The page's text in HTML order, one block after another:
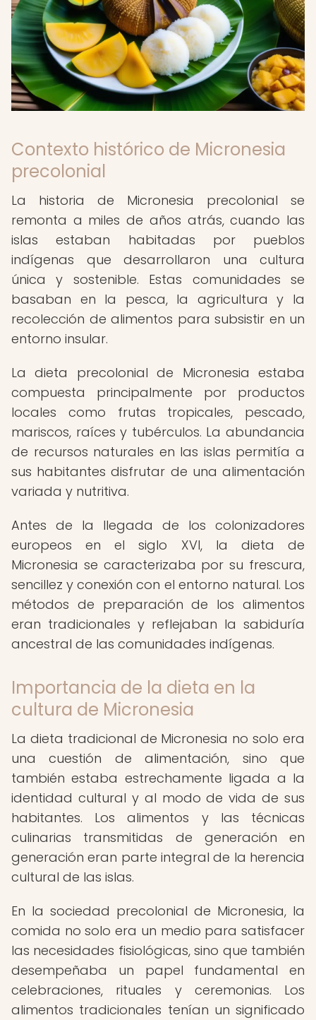
Contexto histórico de Micronesia
precolonial
La historia de Micronesia precolonial se
remonta a miles de años atrás, cuando las
islas estaban habitadas por pueblos
indígenas que desarrollaron una cultura
única y sostenible. Estas comunidades se
basaban en la pesca, la agricultura y la
recolección de alimentos para subsistir en un
entorno insular.
La dieta precolonial de Micronesia estaba
compuesta principalmente por productos
locales como frutas tropicales, pescado,
mariscos, raíces y tubérculos. La abundancia
de recursos naturales en las islas permitía a
sus habitantes disfrutar de una alimentación
variada y nutritiva.
Antes de la llegada de los colonizadores
europeos en el siglo XVI, la dieta de
Micronesia se caracterizaba por su frescura,
sencillez y conexión con el entorno natural. Los
métodos de preparación de los alimentos
eran tradicionales y reflejaban la sabiduría
ancestral de las comunidades indígenas.
Importancia de la dieta en la
cultura de Micronesia
La dieta tradicional de Micronesia no solo era
una cuestión de alimentación, sino que
también estaba estrechamente ligada a la
identidad cultural y al modo de vida de sus
habitantes. Los alimentos y las técnicas
culinarias transmitidas de generación en
generación eran parte integral de la herencia
cultural de las islas.
En la sociedad precolonial de Micronesia, la
comida no solo era un medio para satisfacer
las necesidades fisiológicas, sino que también
desempeñaba un papel fundamental en
celebraciones, rituales y ceremonias. Los
alimentos tradicionales tenían un significado